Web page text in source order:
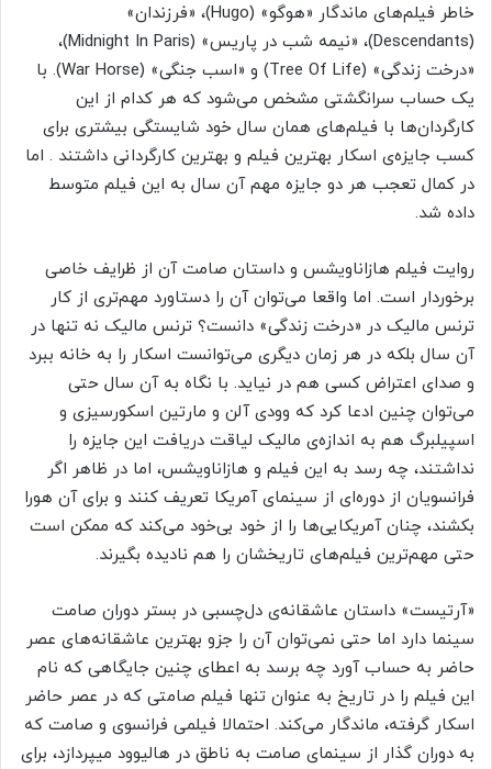
خاطر فیلم‌های ماندگار «هوگو» (Hugo)، «فرزندان»
(Descendants)، «نیمه شب در پاریس» (Midnight In Paris)،
«درخت زندگی» (Tree Of Life) و «اسب جنگی» (War Horse). با
یک حساب سرانگشتی مشخص می‌شود که هر کدام از این
کارگردان‌ها با فیلم‌های همان سال خود شایستگی بیشتری برای
کسب جایزه‌ی اسکار بهترین فیلم و بهترین کارگردانی داشتند . اما
در کمال تعجب هر دو جایزه مهم آن سال به این فیلم متوسط
داده شد.
روایت فیلم هازاناویشس و داستان صامت آن از ظرایف خاصی
برخوردار است. اما واقعا می‌توان آن را دستاورد مهم‌تری از کار
ترنس مالیک در «درخت زندگی» دانست؟ ترنس مالیک نه تنها در
آن سال بلکه در هر زمان دیگری می‌توانست اسکار را به خانه ببرد
و صدای اعتراض کسی هم در نیاید. با نگاه به آن سال حتی
می‌توان چنین ادعا کرد که وودی آلن و مارتین اسکورسیزی و
اسپیلبرگ هم به اندازه‌ی مالیک لیاقت دریافت این جایزه را
نداشتند، چه رسد به این فیلم و هازاناویشس، اما در ظاهر اگر
فرانسویان از دوره‌ای از سینمای آمریکا تعریف کنند و برای آن هورا
بکشند، چنان آمریکایی‌ها را از خود بی‌خود می‌کند که ممکن است
حتی مهم‌ترین فیلم‌های تاریخشان را هم نادیده بگیرند.
«آرتیست» داستان عاشقانه‌ی دل‌چسبی در بستر دوران صامت
سینما دارد اما حتی نمی‌توان آن را جزو بهترین عاشقانه‌های عصر
حاضر به حساب آورد چه برسد به اعطای چنین جایگاهی که نام
این فیلم را در تاریخ به عنوان تنها فیلم صامتی که در عصر حاضر
اسکار گرفته، ماندگار می‌کند. احتمالا فیلمی فرانسوی و صامت که
به دوران گذار از سینمای صامت به ناطق در هالیوود می­پردازد، برای